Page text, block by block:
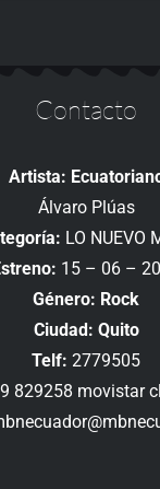
Contacto
Artista:
Álvaro Plúas
LO NUEVO
15 – 06 –
Género: Rock
Ciudad: Quito
Telf: 2779505
829258 movistar